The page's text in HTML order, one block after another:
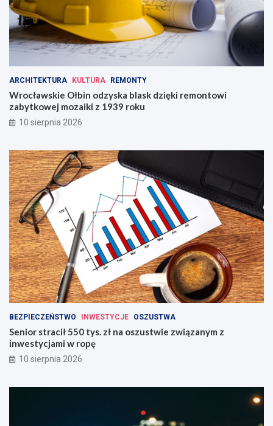
ą
s
k
a
!
ARCHITEKTURA KULTURA REMONTY
Wrocławskie Ołbin odzyska blask dzięki remontowi
zabytkowej mozaiki z 1939 roku
10 sierpnia 2026
BEZPIECZEŃSTWO INWESTYCJE OSZUSTWA
Senior stracił 550 tys. zł na oszustwie związanym z
inwestycjami w ropę
10 sierpnia 2026